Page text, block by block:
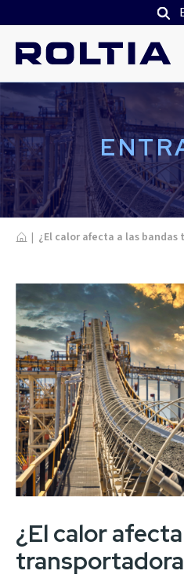
Home
| ¿El calor afecta a las
¿El calor